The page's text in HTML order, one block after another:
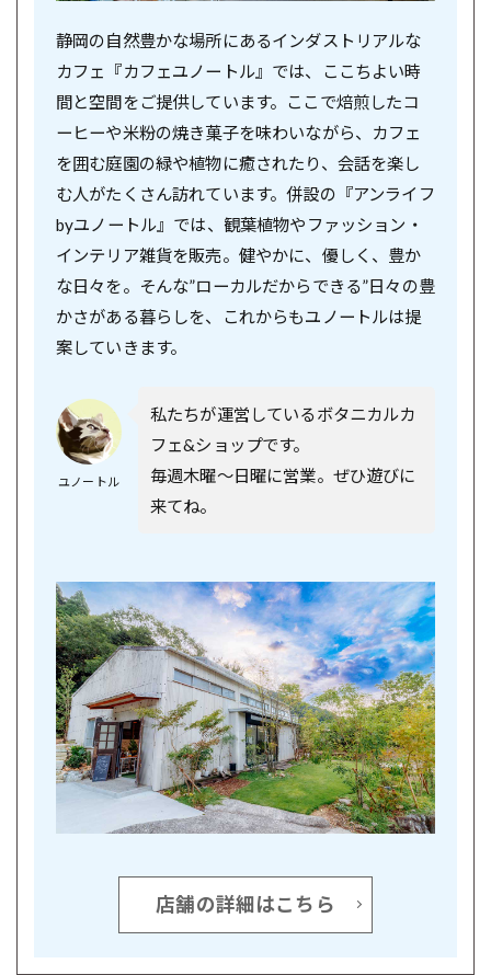
静岡の自然豊かな場所にあるインダストリアルな
カフェ『カフェユノートル』では、ここちよい時
間と空間をご提供しています。ここで焙煎したコ
ーヒーや米粉の焼き菓子を味わいながら、カフェ
を囲む庭園の緑や植物に癒されたり、会話を楽し
む人がたくさん訪れています。併設の『アンライフ
byユノートル』では、観葉植物やファッション・
インテリア雑貨を販売。健やかに、優しく、豊か
な日々を。そんな”ローカルだからできる”日々の豊
かさがある暮らしを、これからもユノートルは提
案していきます。
ユノートル
私たちが運営しているボタニカルカ
フェ&ショップです。
毎週木曜〜日曜に営業。ぜひ遊びに
来てね。
店舗の詳細はこちら